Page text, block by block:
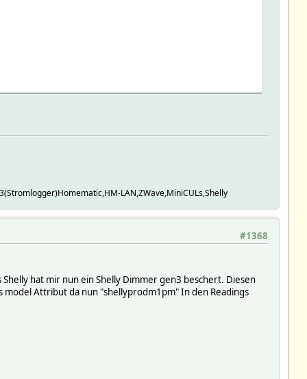
received
LAN,ZWave,MiniCULs,Shelly
#1368
hat mir nun ein Shelly Dimmer gen3 beschert. Diesen
Attribut da nun "shellyprodm1pm" In den Readings